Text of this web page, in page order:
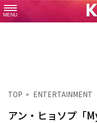
MENU
TOP ENTERTAINMENT
アン・ヒョソプ「